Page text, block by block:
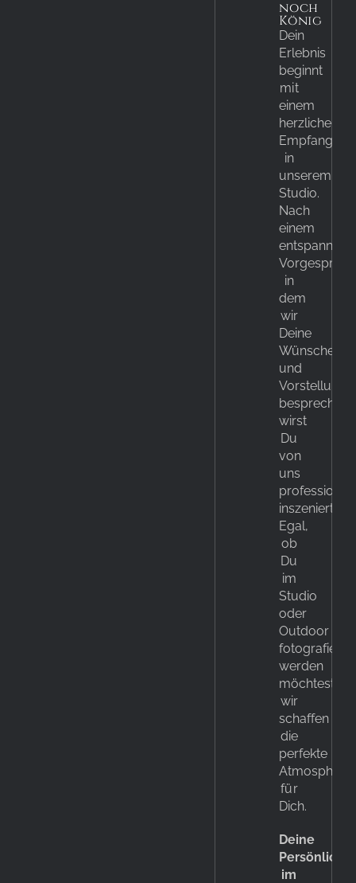
noch
König
Dein
Erlebnis
beginnt
mit
einem
herzlichen
Empfang
in
unserem
Studio.
Nach
einem
entspannten
in
dem
wir
Deine
Wünsche
und
besprechen,
wirst
Du
von
uns
professionell
inszeniert.
Egal,
ob
Du
im
Studio
oder
Outdoor
fotografiert
werden
möchtest,
wir
schaffen
die
perfekte
Atmosphäre
für
Dich.
Deine
im